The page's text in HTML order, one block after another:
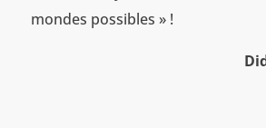
mondes possibles » !